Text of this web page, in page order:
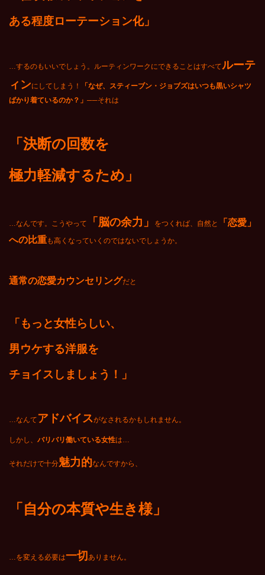
ある程度ローテーション化」
…するのもいいでしょう。ルーティンワークにできることはすべてルーテ
ィンにしてしまう！
「なぜ、スティーブン・ジョブズはいつも黒いシャツ
ばかり着ているのか？」 ──それは
「決断の回数を
極力軽減するため」
…なんです。こうやって 「脳の余力」 をつくれば、自然と
「恋愛」
への比重も高くなっていくのではないでしょうか。
通常の恋愛カウンセリングだと
「もっと女性らしい、
男ウケする洋服を
チョイスしましょう！」
…なんて アドバイスがなされるかもしれません。
しかし、 バリバリ働いている女性は…
それだけで十分魅力的なんですから、
「自分の本質や生き様」
…を変える必要は一切 ありません。